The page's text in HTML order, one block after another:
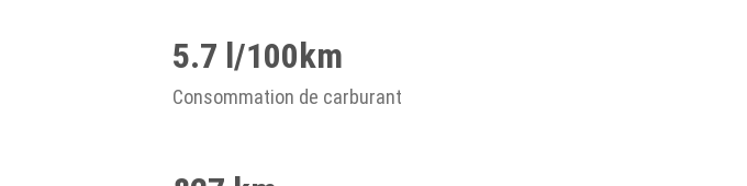
5.7 l/100km
Consommation de carburant